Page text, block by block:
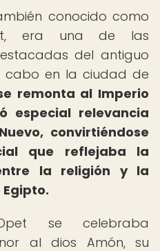
conocido como
era una de las
del antiguo
cabo en la ciudad de
remonta al Imperio
especial relevancia
convirtiéndose
que reflejaba la
la religión y la
se celebraba
al dios Amón, su